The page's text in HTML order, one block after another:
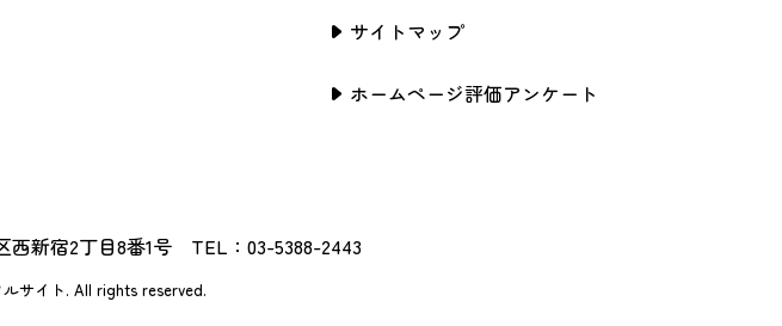
サイトマップ
ホームページ評価アンケート
新宿2丁目8番1号 TEL：03-5388-2443
サイト. All rights reserved.